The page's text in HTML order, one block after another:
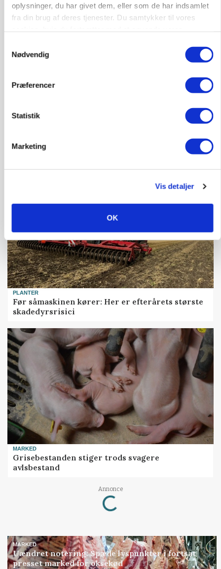
oplysninger, du har givet dem, eller som de har indsamlet
fra din brug af deres tjenester. Du samtykker til vores
Nødvendig
Præferencer
Statistik
Marketing
Vis detaljer
OK
KVÆG
Snart kan man søge tilskud til naturprojekter
PLANTER
Før såmaskinen kører: Her er efterårets største
skadedyrsrisici
MARKED
Grisebestanden stiger trods svagere
avlsbestand
Annonce
Loading...
MARKED
Uændret notering: Spæde lyspunkter i fortsat
presset marked for oksekød